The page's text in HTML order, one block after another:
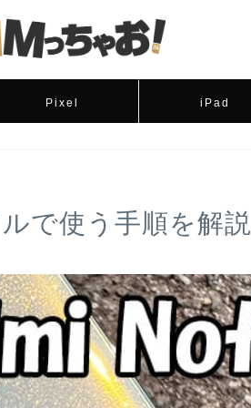
Pixel iPad
で使う手順を解説